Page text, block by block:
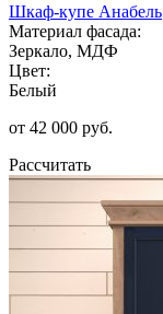
Шкаф-купе Анабель
Материал фасада:
Зеркало, МДФ
Цвет:
Белый
от 42 000 руб.
Рассчитать